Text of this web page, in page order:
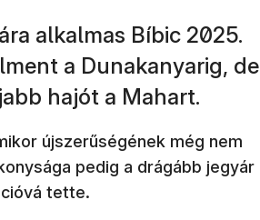
alkalmas Bíbic 2025.
a Dunakanyarig, de
hajót a Mahart.
újszerűségének még nem
pedig a drágább jegyár
tette.